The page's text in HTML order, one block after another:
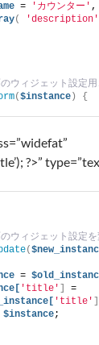
= 'カウンター' ,
( 'description'
ウィジェット設定
($instance )
{
?>”
ウィジェット設定
(
=
'title'
'title'
$instance;